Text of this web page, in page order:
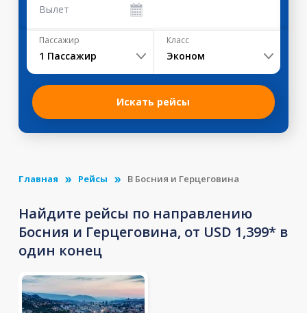
Вылет
Пассажир
1 Пассажир
Класс
Эконом
Искать рейсы
Главная Рейсы В Босния и Герцеговина
Найдите рейсы по направлению
Босния и Герцеговина, от USD 1,399* в
один конец